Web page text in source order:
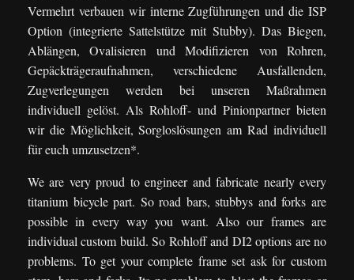
Vermehrt verbauen wir interne Zugführungen und die ISP
Option (integrierte Sattelstütze mit Stubby). Das Biegen,
Ablängen, Ovalisieren und Modifizieren von Rohren,
Gepäckträgeraufnahmen, verschiedene Ausfallenden,
Zugverlegungen werden bei unseren Maßrahmen
individuell gelöst. Als Rohloff- und Pinionpartner bieten
wir die Möglichkeit, Sorgloslösungen am Rad individuell
für euch umzusetzen*.
We are very proud to engineer and fabricate nearly every
titanium bicycle part. So road bars, stubbys and forks are
possible in every way you want. Also our frames are
individual custom build. So Rohloff and DI2 options are no
problems. To get your complete frame set ask for custom